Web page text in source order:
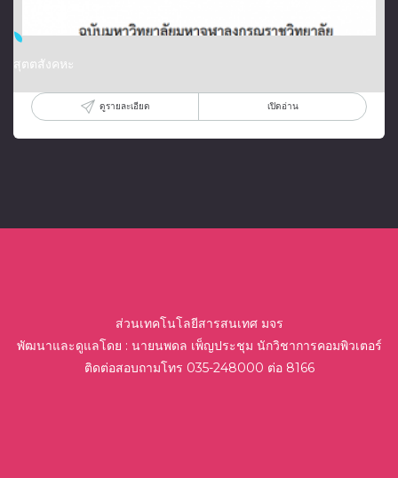
สุตตสังคหะ
ดูรายละเอียด เปิดอ่าน
ส่วนเทคโนโลยีสารสนเทศ มจร
พัฒนาและดูแลโดย : นายนพดล เพ็ญประชุม นักวิชาการคอมพิวเตอร์
ติดต่อสอบถามโทร 035-248000 ต่อ 8166